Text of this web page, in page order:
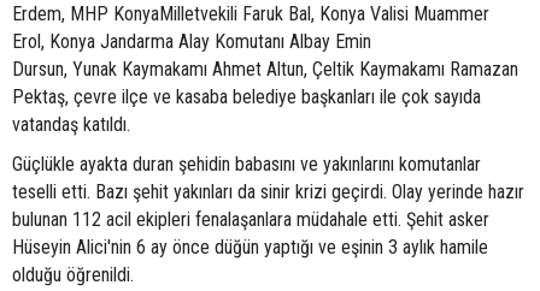
Erdem, MHP KonyaMilletvekili Faruk Bal, Konya Valisi Muammer
Erol, Konya Jandarma Alay Komutanı Albay Emin
Dursun, Yunak Kaymakamı Ahmet Altun, Çeltik Kaymakamı Ramazan
Pektaş, çevre ilçe ve kasaba belediye başkanları ile çok sayıda
vatandaş katıldı.
Güçlükle ayakta duran şehidin babasını ve yakınlarını komutanlar
teselli etti. Bazı şehit yakınları da sinir krizi geçirdi. Olay yerinde hazır
bulunan 112 acil ekipleri fenalaşanlara müdahale etti. Şehit asker
Hüseyin Alici'nin 6 ay önce düğün yaptığı ve eşinin 3 aylık hamile
olduğu öğrenildi.